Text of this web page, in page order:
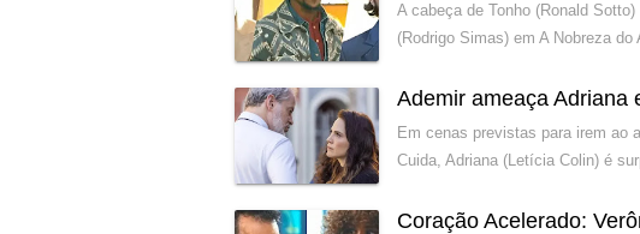
A cabeça de Tonho (Ronald
(Rodrigo Simas) em A Nobreza
Ademir ameaça Adriana
Em cenas previstas para irem ao
Cuida, Adriana (Letícia Colin) é
Coração Acelerado: